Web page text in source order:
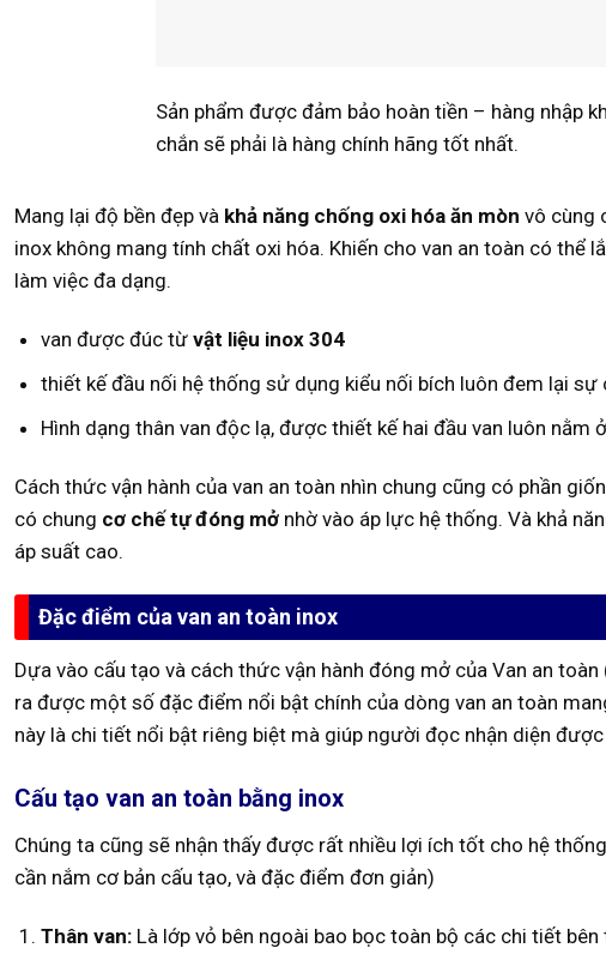
Sản phẩm được đảm bảo hoàn tiền – hàng nhập
chắn sẽ phải là hàng chính hãng tốt nhất.
Mang lại độ bền đẹp và khả năng chống oxi hóa ăn mòn vô cùng
inox không mang tính chất oxi hóa. Khiến cho van an toàn có thể
làm việc đa dạng.
van được đúc từ vật liệu inox 304
thiết kế đầu nối hệ thống sử dụng kiểu nối bích luôn đem lại sự
Hình dạng thân van độc lạ, được thiết kế hai đầu van luôn nằm
Cách thức vận hành của van an toàn nhìn chung cũng có phần
có chung cơ chế tự đóng mởnhờ vào áp lực hệ thống. Và khả
áp suất cao.
Đặc điểm của van an toàn inox
Dựa vào cấu tạo và cách thức vận hành đóng mở của Van an
ra được một số đặc điểm nổi bật chính của dòng van an toàn
này là chi tiết nổi bật riêng biệt mà giúp người đọc nhận diện được
Cấu tạo van an toàn bằng inox
Chúng ta cũng sẽ nhận thấy được rất nhiều lợi ích tốt cho hệ
cần nắm cơ bản cấu tạo, và đặc điểm đơn giản)
Thân van:Là lớp vỏ bên ngoài bao bọc toàn bộ các chi tiết bên